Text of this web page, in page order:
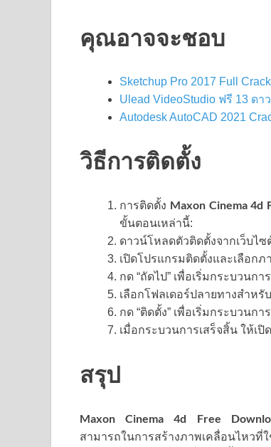
คุณอาจจะชอบ
Sketchup Pro 2017 Full
Ulead VideoStudio ฟรี 13 ดา
Autodesk AutoCAD 2021
วิธีการติดตั้ง
การติดตั้ง Maxon Cinema 4d
ขั้นตอนเหล่านี้:
ดาวน์โหลดตัวติดตั้งจากเว็บไซ
เปิดโปรแกรมติดตั้งและเลือก
กด “ถัดไป” เพื่อเริ่มกระบวนกา
เลือกโฟลเดอร์ปลายทางสำห
กด “ติดตั้ง” เพื่อเริ่มกระบวนกา
เมื่อกระบวนการเสร็จสิ้น ให้เปิ
สรุป
Maxon Cinema 4d Free
สามารถในการสร้างภาพเคลื่อนไหว